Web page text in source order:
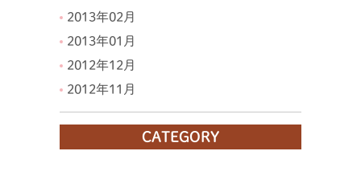
2013年02月
2013年01月
2012年12月
2012年11月
CATEGORY